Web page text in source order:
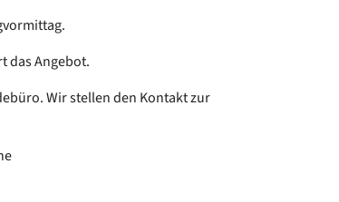
das Angebot.
Wir stellen den Kontakt zur